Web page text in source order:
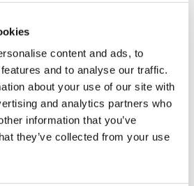
content and ads, to
and to analyse our traffic.
about your use of our site with
and analytics partners who
information that you’ve
they’ve collected from your use